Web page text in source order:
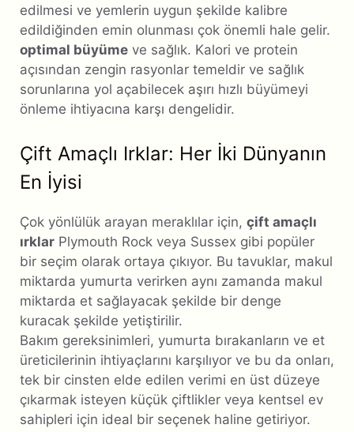
edilmesi ve yemlerin uygun şekilde kalibre
edildiğinden emin olunması çok önemli hale gelir.
optimal büyüme ve sağlık. Kalori ve protein
açısından zengin rasyonlar temeldir ve sağlık
sorunlarına yol açabilecek aşırı hızlı büyümeyi
önleme ihtiyacına karşı dengelidir.
Çift Amaçlı Irklar: Her İki Dünyanın
En İyisi
Çok yönlülük arayan meraklılar için, çift ​​amaçlı
ırklar Plymouth Rock veya Sussex gibi popüler
bir seçim olarak ortaya çıkıyor. Bu tavuklar, makul
miktarda yumurta verirken aynı zamanda makul
miktarda et sağlayacak şekilde bir denge
kuracak şekilde yetiştirilir.
Bakım gereksinimleri, yumurta bırakanların ve et
üreticilerinin ihtiyaçlarını karşılıyor ve bu da onları,
tek bir cinsten elde edilen verimi en üst düzeye
çıkarmak isteyen küçük çiftlikler veya kentsel ev
sahipleri için ideal bir seçenek haline getiriyor.